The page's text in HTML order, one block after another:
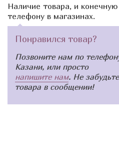
Наличие товара, и
телефону в магазинах.
Понравился товар?
Позвоните нам по
Казани, или просто
напишите нам. Не
товара в сообщении!